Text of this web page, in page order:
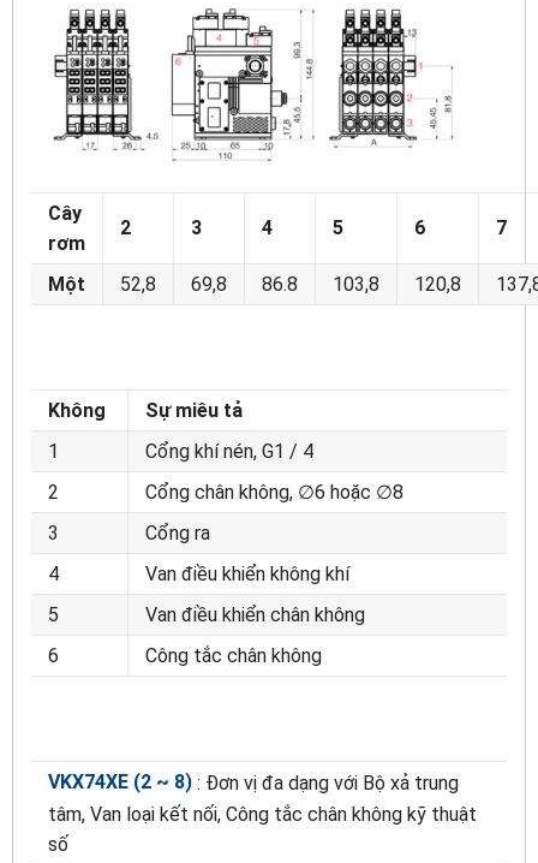
Cây
rơm
2 3 4 5 6 7
Một 52,8 69,8 86.8 103,8 120,8
Không
Sự miêu tả
1
Cổng khí nén, G1 / 4
2
Cổng chân không, ∅6 hoặc ∅8
3
Cổng ra
4
Van điều khiển không khí
5
Van điều khiển chân không
6
Công tắc chân không
VKX74XE (2 ~ 8) : Đơn vị đa dạng với Bộ xả trung
tâm, Van loại kết nối, Công tắc chân không kỹ thuật
số